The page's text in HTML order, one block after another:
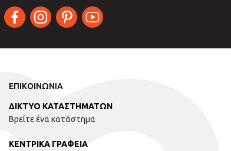
ΕΠΙΚΟΙΝΩΝΙΑ
ΔΙΚΤΥΟ ΚΑΤΑΣΤΗΜΑΤΩΝ
Βρείτε ένα κατάστημα
ΚΕΝΤΡΙΚΑ ΓΡΑΦΕΙΑ